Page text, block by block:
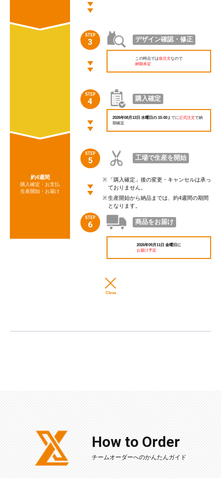
STEP
3 デザイン確認・修正
この時点では仮注文なので
納期未定
STEP
4 購入確定
2026年08月12日 水曜日の 15:00までに正式注文で納
期確定
STEP
5 工場で生産を開始
「購入確定」後の変更・キャンセルは承っ
ておりません。
生産開始から納品までは、約4週間の期間
となります。
STEP
6 商品をお届け
2026年09月11日 金曜日に
お届け予定
約4週間
購入確定・お支払
生産開始・お届け
Close
How to Order
チームオーダーへのかんたんガイド